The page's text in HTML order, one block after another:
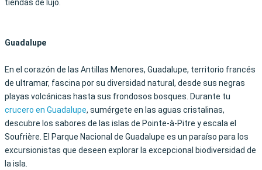
tiendas de lujo.
Guadalupe
En el corazón de las Antillas Menores, Guadalupe, territorio francés
de ultramar, fascina por su diversidad natural, desde sus negras
playas volcánicas hasta sus frondosos bosques. Durante tu
crucero en Guadalupe, sumérgete en las aguas cristalinas,
descubre los sabores de las islas de Pointe-à-Pitre y escala el
Soufrière. El Parque Nacional de Guadalupe es un paraíso para los
excursionistas que deseen explorar la excepcional biodiversidad de
la isla.